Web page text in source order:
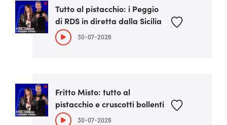
Tutto al pistacchio: i Peggio
di RDS in diretta dalla Sicilia
30-07-2026
Fritto Misto: tutto al
pistacchio e cruscotti bollenti
30-07-2026